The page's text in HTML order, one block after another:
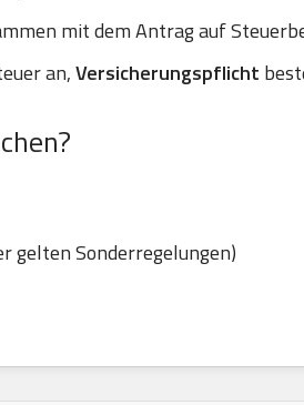
mit dem Antrag auf
an,Versicherungspflicht
gelten Sonderregelungen)